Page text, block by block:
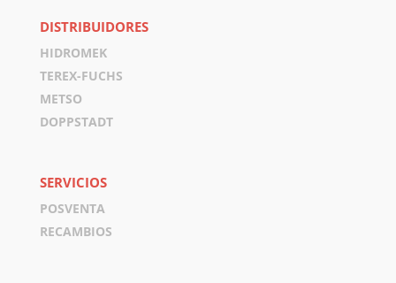
DISTRIBUIDORES
HIDROMEK
TEREX-FUCHS
METSO
DOPPSTADT
SERVICIOS
POSVENTA
RECAMBIOS